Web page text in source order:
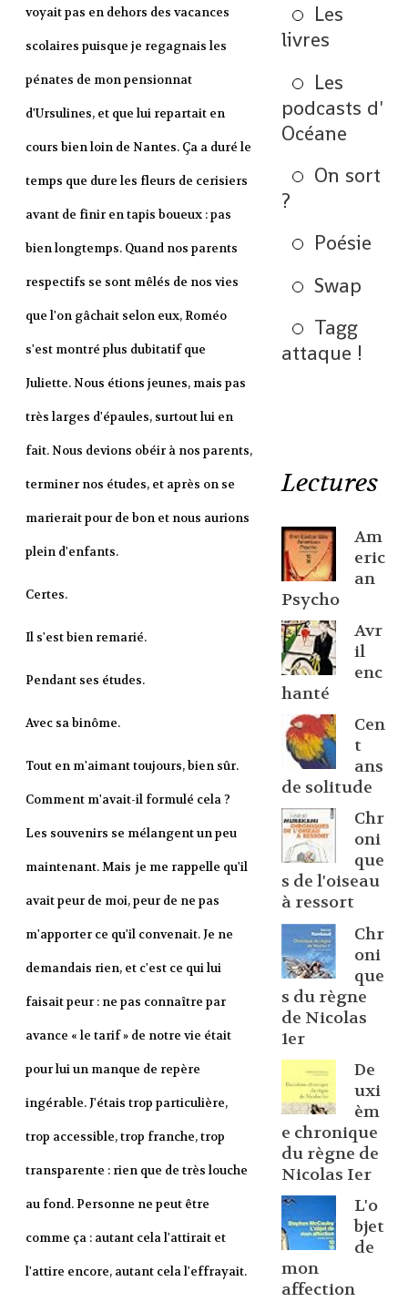
voyait pas en dehors des vacances
scolaires puisque je regagnais les
pénates de mon pensionnat
d'Ursulines, et que lui repartait en
cours bien loin de Nantes. Ça a duré le
temps que dure les fleurs de cerisiers
avant de finir en tapis boueux : pas
bien longtemps. Quand nos parents
respectifs se sont mêlés de nos vies
que l'on gâchait selon eux, Roméo
s'est montré plus dubitatif que
Juliette. Nous étions jeunes, mais pas
très larges d'épaules, surtout lui en
fait. Nous devions obéir à nos parents,
terminer nos études, et après on se
marierait pour de bon et nous aurions
plein d'enfants.
Certes.
Il s'est bien remarié.
Pendant ses études.
Avec sa binôme.
Tout en m'aimant toujours, bien sûr.
Comment m'avait-il formulé cela ?
Les souvenirs se mélangent un peu
maintenant. Mais je me rappelle qu'il
avait peur de moi, peur de ne pas
m'apporter ce qu'il convenait. Je ne
demandais rien, et c'est ce qui lui
faisait peur : ne pas connaître par
avance « le tarif » de notre vie était
pour lui un manque de repère
ingérable. J'étais trop particulière,
trop accessible, trop franche, trop
transparente : rien que de très louche
au fond. Personne ne peut être
comme ça : autant cela l'attirait et
l'attire encore, autant cela l'effrayait.
Les
livres
Les
podcasts d'
Océane
On sort
?
Poésie
Swap
Tagg
attaque !
Lectures
Am
eric
an
Psycho
Avr
il
enc
hanté
Cen
t
ans
de solitude
Chr
oni
que
s de l'oiseau
à ressort
Chr
oni
que
s du règne
de Nicolas
1er
De
uxi
èm
e chronique
du règne de
Nicolas Ier
L'o
bjet
de
mon
affection